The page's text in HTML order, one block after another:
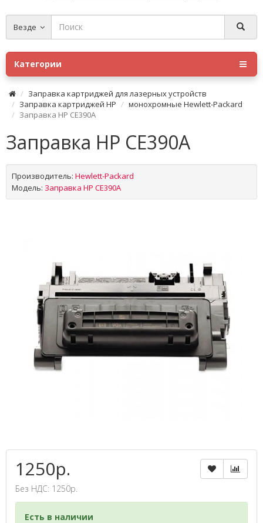
Везде
Категории
Заправка картриджей для лазерных устройств
Заправка картриджей HP
монохромные Hewlett-Packard
Заправка HP CE390A
Заправка HP CE390A
Производитель: Hewlett-Packard
Модель: Заправка HP CE390A
1250р.
Без НДС: 1250р.
Есть в наличии